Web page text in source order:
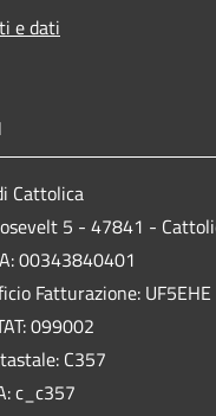
e dati
Cattolica
5 - 47841 -
00343840401
Fatturazione: UF5EHE
099002
C357
c_c357